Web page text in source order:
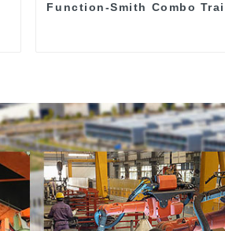
Function-Smith Combo